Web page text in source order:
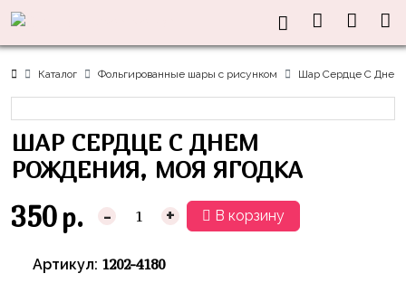
Каталог Фольгированные шары с рисунком Шар Сердце С Днем
ШАР СЕРДЦЕ С ДНЕМ
РОЖДЕНИЯ, МОЯ ЯГОДКА
350 р. - + В корзину
Артикул: 1202-4180
консультация?
Акции
Каталог
Латексные
шары
без
Латексные
шары
Праздники
8
марта
23
Дембель
Родился
Тематики
Оранжевая
Корова
Маша
Медведь
Трактор
Информация
О нас
Доставка
и оплата
Контакты